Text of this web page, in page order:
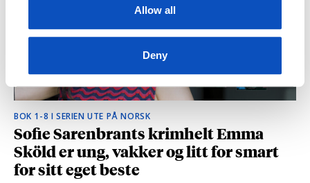
Allow all
Deny
BOK 1-8 I SERIEN UTE PÅ NORSK
Sofie Sarenbrants krimhelt Emma
Sköld er ung, vakker og litt for smart
for sitt eget beste